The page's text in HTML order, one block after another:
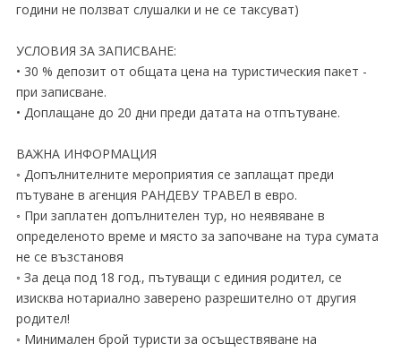
години не ползват слушалки и не се таксуват)
УСЛОВИЯ ЗА ЗАПИСВАНЕ:
• 30 % депозит от общата цена на туристическия пакет -
при записване.
• Доплащане до 20 дни преди датата на отпътуване.
ВАЖНА ИНФОРМАЦИЯ
◦ Допълнителните мероприятия се заплащат преди
пътуване в агенция РАНДЕВУ ТРАВЕЛ в евро.
◦ При заплатен допълнителен тур, но неявяване в
определеното време и място за започване на тура сумата
не се възстановя
◦ За деца под 18 год., пътуващи с единия родител, се
изисква нотариално заверено разрешително от другия
родител!
◦ Минимален брой туристи за осъществяване на